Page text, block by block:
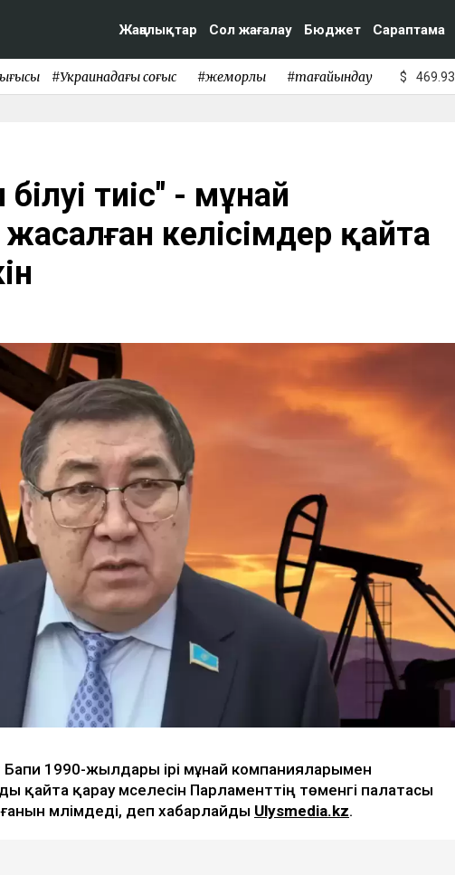
Жаңалықтар Сол жағалау Бюджет Сараптама
#Украинадағы соғыс #жемқорлық #тағайындау $ 469.93
тиіс" - мұнай
келісімдер қайта
Бапи 1990-жылдары ірі мұнай компанияларымен
қайта қарау мәселесін Парламенттің төменгі палатасы
мәлімдеді, деп хабарлайды Ulysmedia.kz.